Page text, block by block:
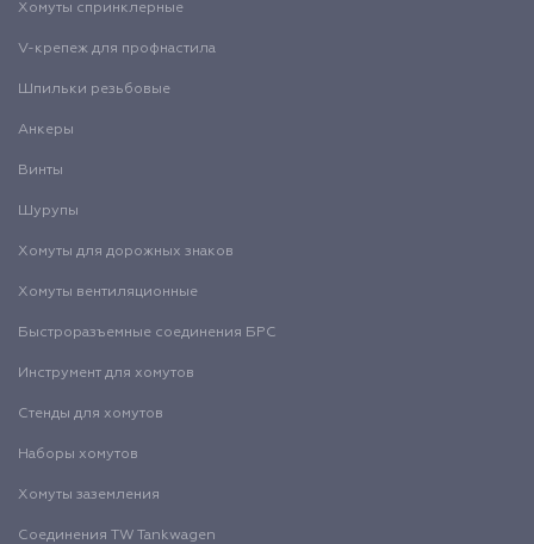
Хомуты спринклерные
V-крепеж для профнастила
Шпильки резьбовые
Анкеры
Винты
Шурупы
Хомуты для дорожных знаков
Хомуты вентиляционные
Быстроразъемные соединения БРС
Инструмент для хомутов
Стенды для хомутов
Наборы хомутов
Хомуты заземления
Соединения TW Tankwagen